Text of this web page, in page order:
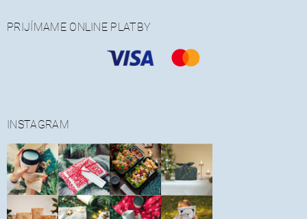
PRIJÍMAME ONLINE PLATBY
INSTAGRAM